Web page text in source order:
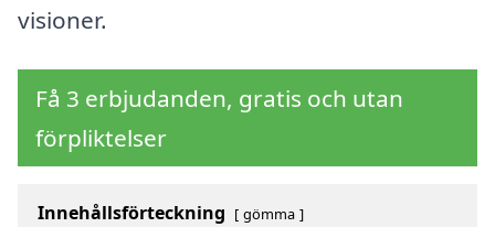
visioner.
Få 3 erbjudanden, gratis och utan
förpliktelser
Innehållsförteckning gömma